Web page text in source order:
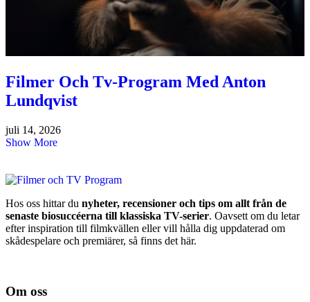
Filmer Och Tv-Program Med Anton
Lundqvist
juli 14, 2026
Show More
Hos oss hittar du nyheter, recensioner och tips om allt från de
senaste biosuccéerna till klassiska TV-serier. Oavsett om du letar
efter inspiration till filmkvällen eller vill hålla dig uppdaterad om
skådespelare och premiärer, så finns det här.
Om oss